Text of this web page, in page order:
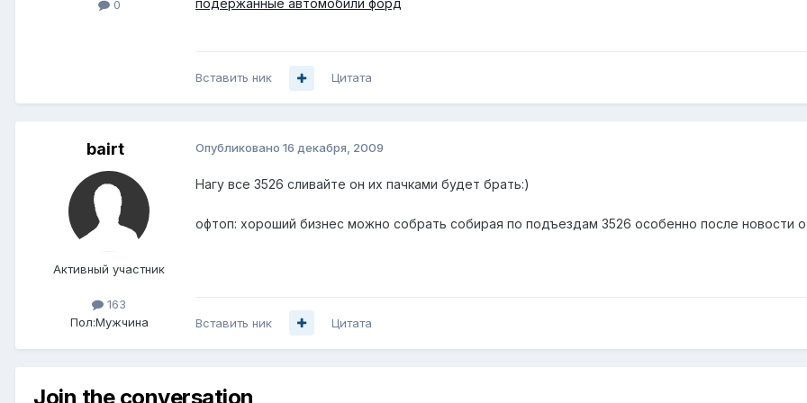
0
подержанные автомобили форд
Вставить ник Цитата
bairt
Активный участник
163
Пол:Мужчина
Опубликовано 16 декабря, 2009
Нагу все 3526 сливайте он их пачками будет брать:)
офтоп: хороший бизнес можно собрать собирая по подъездам 3526 особенно после новости
Вставить ник Цитата
Join the conversation